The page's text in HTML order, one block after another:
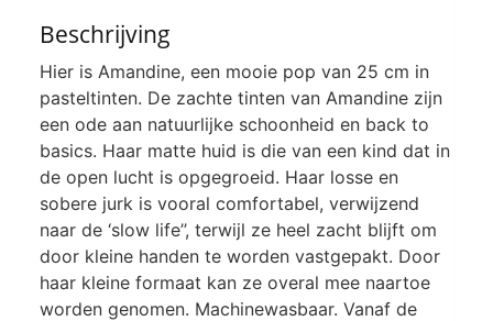
Beschrijving
Hier is Amandine, een mooie pop van 25 cm in
pasteltinten. De zachte tinten van Amandine zijn
een ode aan natuurlijke schoonheid en back to
basics. Haar matte huid is die van een kind dat in
de open lucht is opgegroeid. Haar losse en
sobere jurk is vooral comfortabel, verwijzend
naar de ‘slow life’’, terwijl ze heel zacht blijft om
door kleine handen te worden vastgepakt. Door
haar kleine formaat kan ze overal mee naartoe
worden genomen. Machinewasbaar. Vanaf de